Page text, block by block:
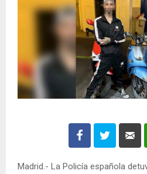
Madrid.- La Policía española